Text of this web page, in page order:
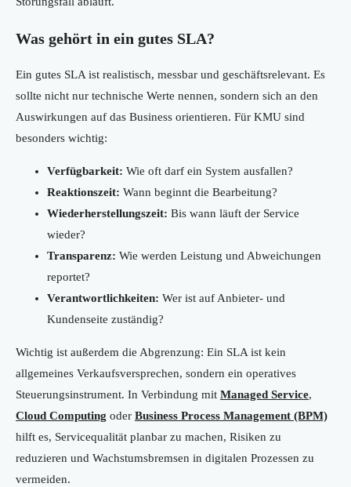
Was gehört in ein gutes SLA?
Ein gutes SLA ist realistisch, messbar und geschäftsrelevant. Es
sollte nicht nur technische Werte nennen, sondern sich an den
Auswirkungen auf das Business orientieren. Für KMU sind
besonders wichtig:
Verfügbarkeit: Wie oft darf ein System ausfallen?
Reaktionszeit: Wann beginnt die Bearbeitung?
Wiederherstellungszeit: Bis wann läuft der Service
wieder?
Transparenz: Wie werden Leistung und Abweichungen
reportet?
Verantwortlichkeiten: Wer ist auf Anbieter- und
Kundenseite zuständig?
Wichtig ist außerdem die Abgrenzung: Ein SLA ist kein
allgemeines Verkaufsversprechen, sondern ein operatives
Steuerungsinstrument. In Verbindung mit Managed Service,
Cloud Computing oder Business Process Management (BPM)
hilft es, Servicequalität planbar zu machen, Risiken zu
reduzieren und Wachstumsbremsen in digitalen Prozessen zu
vermeiden.